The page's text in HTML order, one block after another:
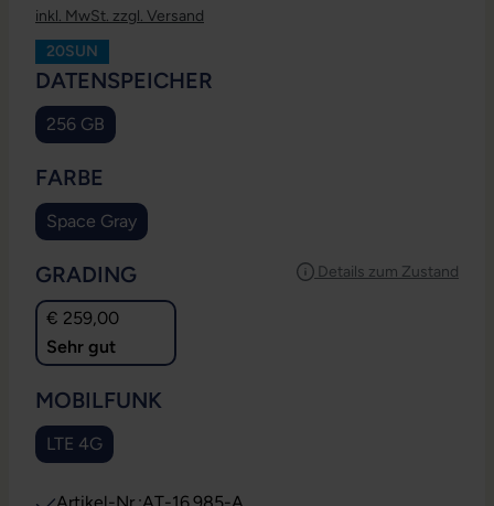
inkl. MwSt. zzgl. Versand
20SUN
DATENSPEICHER
256 GB
FARBE
Space Gray
Details zum Zustand
GRADING
€ 259,00
Sehr gut
MOBILFUNK
LTE 4G